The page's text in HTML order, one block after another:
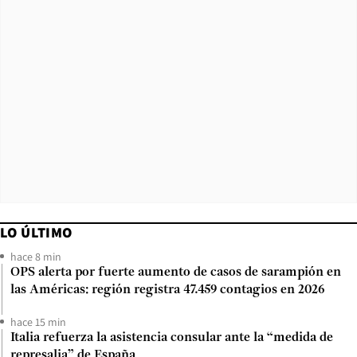
LO ÚLTIMO
hace 8 min
OPS alerta por fuerte aumento de casos de sarampión en
las Américas: región registra 47.459 contagios en 2026
hace 15 min
Italia refuerza la asistencia consular ante la “medida de